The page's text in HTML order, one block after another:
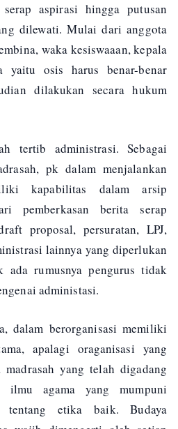
aspirasi hingga putusan
dilewati. Mulai dari anggota
waka kesiswaaan, kepala
yaitu osis harus benar-benar
dilakukan secara hukum
tertib administrasi. Sebagai
pk dalam menjalankan
kapabilitas dalam arsip
pemberkasan berita serap
proposal, persuratan, LPJ,
lainnya yang diperlukan
ada rumusnya pengurus tidak
administasi.
dalam berorganisasi memiliki
apalagi oraganisasi yang
yang telah digadang
ilmu agama yang mumpuni
tentang etika baik. Budaya